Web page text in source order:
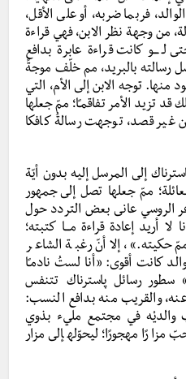
فربما ضربه، أو على الأقل،
من وجهة نظر الابن، فهي قراءة
لــــو كانت قراءة عابرة بدافع
رسالته بالبريد، مم خلّف موجةً
منها. توجه الابن إلى الأم، التي
تزيد الأمر تفاقمـًا؛ ممّ جعلها
غير قصد، توجهت رسالةُ كافكا
إلى المرسل إليه بدون أيّة
ممّ جعلها تصل إلى جمهور
الروسي عانى بعض التردد حول
أريد إعادة قراءة مـــا كتبته؛
حكيته.»، إلا أنّ رغبة الشاعر
كانت أقوى: «أنا لستُ نادمـًا
رسائل پاسترناك تتنفس
عنه، والقريب منه بدافع النسب:
والديْه في مجتمع مليء بذوي
مهجورًا؛ ليحوّلهإلى مزار